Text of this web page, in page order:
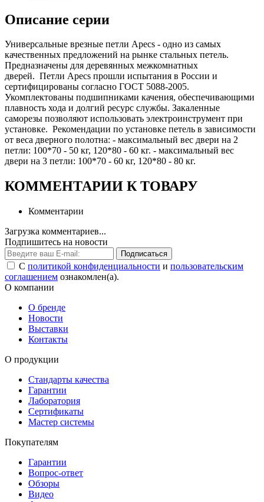
Описание серии
Универсальные врезные петли Apecs - одно из самых
качественных предложений на рынке стальных петель.
Предназначены для деревянных межкомнатных
дверей. Петли Apecs прошли испытания в России и
сертифицированы согласно ГОСТ 5088-2005.
Укомплектованы подшипниками качения, обеспечивающими
плавность хода и долгий ресурс службы. Закаленные
саморезы позволяют использовать электроинструмент при
установке. Рекомендации по установке петель в зависимости
от веса дверного полотна: - максимальный вес двери на 2
петли: 100*70 - 50 кг, 120*80 - 60 кг. - максимальный вес
двери на 3 петли: 100*70 - 60 кг, 120*80 - 80 кг.
КОММЕНТАРИИ К ТОВАРУ
Комментарии
Загрузка комментариев...
Подпишитесь на новости
Подписаться
С политикой конфиденциальности и пользовательским
соглашением ознакомлен(а).
О компании
О бренде
Новости
Выставки
Контакты
О продукции
Стандарты качества
Гарантии
Лаборатория
Сертификаты
Мастер системы
Покупателям
Гарантии
Вопрос-ответ
Обзоры
Видео